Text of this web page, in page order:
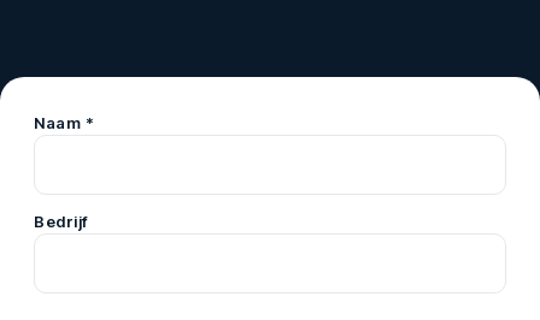
Naam *
Bedrijf